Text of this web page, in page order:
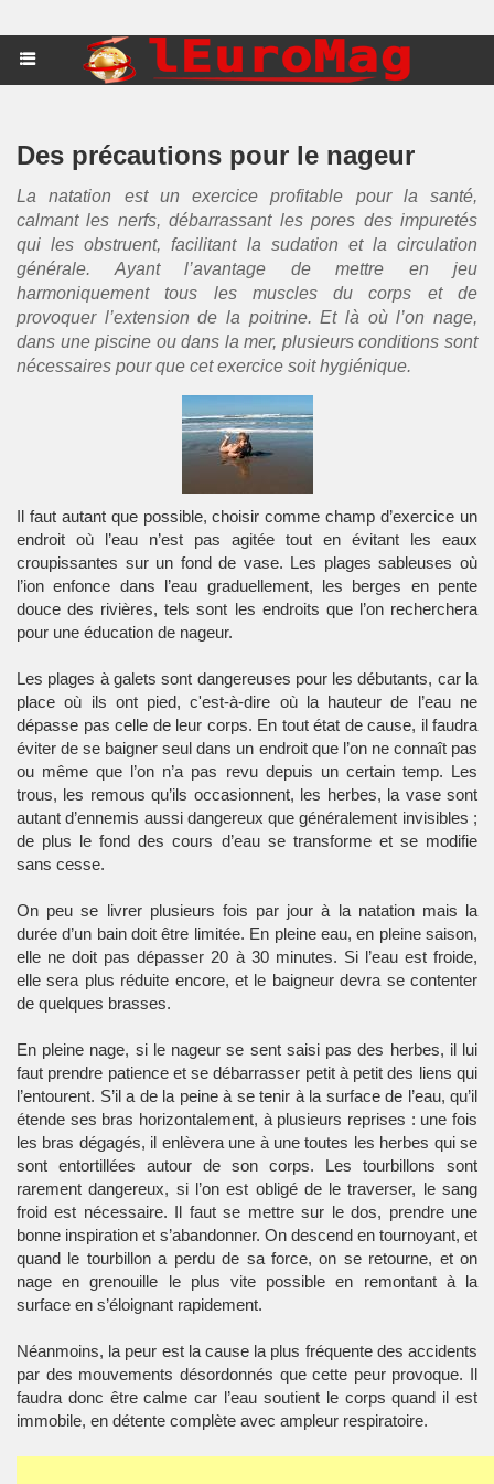
Des précautions pour le nageur
La natation est un exercice profitable pour la santé,
calmant les nerfs, débarrassant les pores des impuretés
qui les obstruent, facilitant la sudation et la circulation
générale. Ayant l’avantage de mettre en jeu
harmoniquement tous les muscles du corps et de
provoquer l’extension de la poitrine. Et là où l’on nage,
dans une piscine ou dans la mer, plusieurs conditions sont
nécessaires pour que cet exercice soit hygiénique.
Il faut autant que possible, choisir comme champ d’exercice un
endroit où l’eau n’est pas agitée tout en évitant les eaux
croupissantes sur un fond de vase. Les plages sableuses où
l’ion enfonce dans l’eau graduellement, les berges en pente
douce des rivières, tels sont les endroits que l’on recherchera
pour une éducation de nageur.
Les plages à galets sont dangereuses pour les débutants, car la
place où ils ont pied, c'est-à-dire où la hauteur de l’eau ne
dépasse pas celle de leur corps. En tout état de cause, il faudra
éviter de se baigner seul dans un endroit que l’on ne connaît pas
ou même que l’on n’a pas revu depuis un certain temp. Les
trous, les remous qu’ils occasionnent, les herbes, la vase sont
autant d’ennemis aussi dangereux que généralement invisibles ;
de plus le fond des cours d’eau se transforme et se modifie
sans cesse.
On peu se livrer plusieurs fois par jour à la natation mais la
durée d’un bain doit être limitée. En pleine eau, en pleine saison,
elle ne doit pas dépasser 20 à 30 minutes. Si l’eau est froide,
elle sera plus réduite encore, et le baigneur devra se contenter
de quelques brasses.
En pleine nage, si le nageur se sent saisi pas des herbes, il lui
faut prendre patience et se débarrasser petit à petit des liens qui
l’entourent. S’il a de la peine à se tenir à la surface de l’eau, qu’il
étende ses bras horizontalement, à plusieurs reprises : une fois
les bras dégagés, il enlèvera une à une toutes les herbes qui se
sont entortillées autour de son corps. Les tourbillons sont
rarement dangereux, si l’on est obligé de le traverser, le sang
froid est nécessaire. Il faut se mettre sur le dos, prendre une
bonne inspiration et s’abandonner. On descend en tournoyant, et
quand le tourbillon a perdu de sa force, on se retourne, et on
nage en grenouille le plus vite possible en remontant à la
surface en s’éloignant rapidement.
Néanmoins, la peur est la cause la plus fréquente des accidents
par des mouvements désordonnés que cette peur provoque. Il
faudra donc être calme car l’eau soutient le corps quand il est
immobile, en détente complète avec ampleur respiratoire.